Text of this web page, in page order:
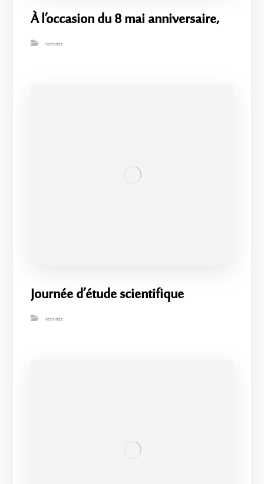
À l’occasion du 8 mai anniversaire,
Activités
Journée d’étude scientifique
Activités